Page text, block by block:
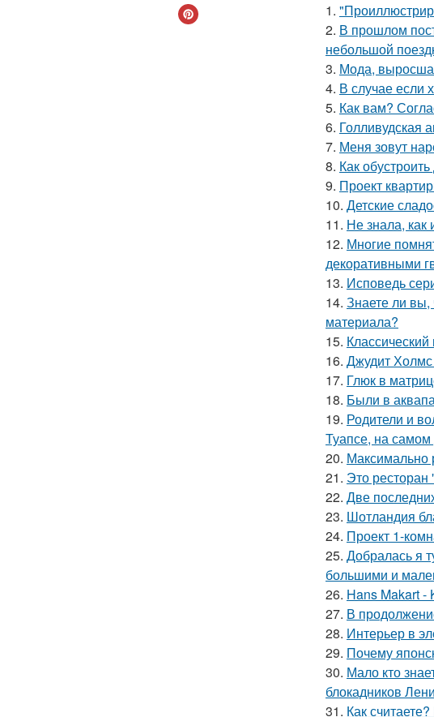
1.
2. В прошлом
небольшой
3. Мода,
4. В случае если
5. Как вам?
6. Голливудская
7. Меня зовут
8. Как
9. Проект
10. Детские
11. Не знала, как
12. Многие
декоративными
13. Исповедь
14. Знаете ли
материала?
15.
16. Джудит
17. Глюк в
18. Были в
19. Родители и
Туапсе, на
20. Максимально
21. Это
22. Две
23. Шотландия
24. Проект 1-
25. Добралась я
большими и
26. Hans Makart -
27. В
28. Интерьер в
29. Почему
30. Мало кто
блокадников
31. Как